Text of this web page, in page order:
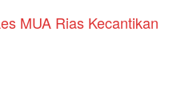
MUA Rias Kecantikan